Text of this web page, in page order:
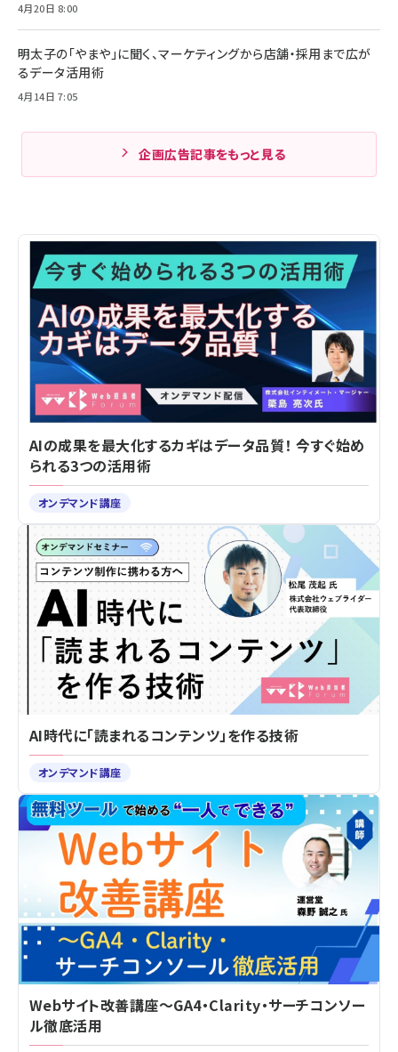
4月20日 8:00
明太子の「やまや」に聞く、マーケティングから店舗・採用まで広が
るデータ活用術
4月14日 7:05
企画広告記事をもっと見る
AIの成果を最大化するカギはデータ品質！ 今すぐ始め
られる3つの活用術
オンデマンド講座
AI時代に「読まれるコンテンツ」を作る技術
オンデマンド講座
Webサイト改善講座～GA4・Clarity・サーチコンソー
ル徹底活用